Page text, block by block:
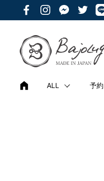
コンテンツへスキップ
FacebookInstagramMessenger
ALL 予約